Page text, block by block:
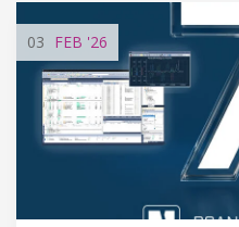
03 FEB '26